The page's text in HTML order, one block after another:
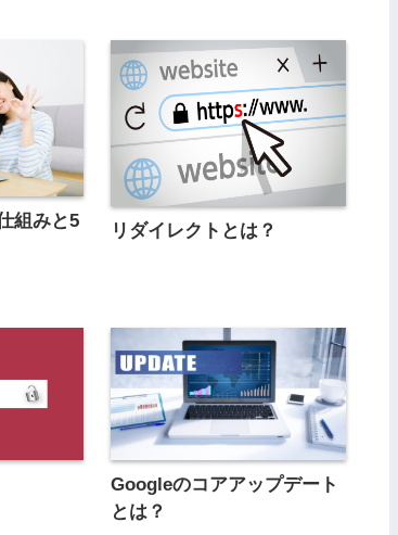
組みと5
リダイレクトとは？
Googleのコアアップデート
とは？